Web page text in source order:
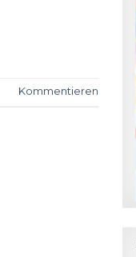
Kommentieren